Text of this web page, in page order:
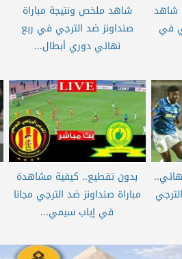
شاهد
في
شاهد ملخص ونتيجة مباراة
صنداونز ضد الترجي في ربع
نهائي دوري أبطال...
بدون تقطيع.. كيفية مشاهدة
مباراة صنداونز ضد الترجي مجانا
في إياب سيمي...